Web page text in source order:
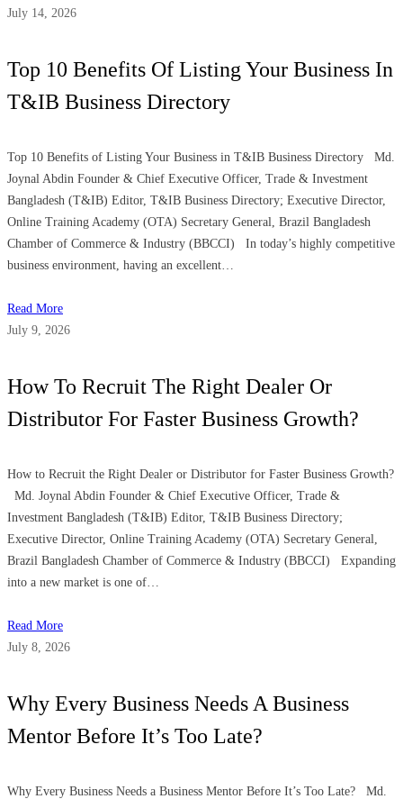
July 14, 2026
Top 10 Benefits Of Listing Your Business In
T&IB Business Directory
Top 10 Benefits of Listing Your Business in T&IB Business Directory Md.
Joynal Abdin Founder & Chief Executive Officer, Trade & Investment
Bangladesh (T&IB) Editor, T&IB Business Directory; Executive Director,
Online Training Academy (OTA) Secretary General, Brazil Bangladesh
Chamber of Commerce & Industry (BBCCI) In today’s highly competitive
business environment, having an excellent…
Read More
July 9, 2026
How To Recruit The Right Dealer Or
Distributor For Faster Business Growth?
How to Recruit the Right Dealer or Distributor for Faster Business Growth?
Md. Joynal Abdin Founder & Chief Executive Officer, Trade &
Investment Bangladesh (T&IB) Editor, T&IB Business Directory;
Executive Director, Online Training Academy (OTA) Secretary General,
Brazil Bangladesh Chamber of Commerce & Industry (BBCCI) Expanding
into a new market is one of…
Read More
July 8, 2026
Why Every Business Needs A Business
Mentor Before It’s Too Late?
Why Every Business Needs a Business Mentor Before It’s Too Late? Md.